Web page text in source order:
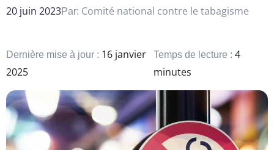
20 juin 2023Par: Comité national contre le tabagisme
Dernière mise à jour : 16 janvier
2025
Temps de lecture :4
minutes